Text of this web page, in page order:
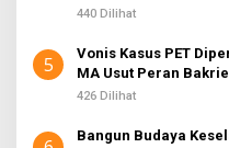
Sufmi Dasco Ahmad
440 Dilihat
5
Vonis Kasus PET
MA Usut Peran
426 Dilihat
Bangun Budaya